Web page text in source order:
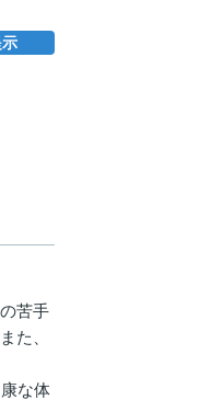
苦手
た、
な体